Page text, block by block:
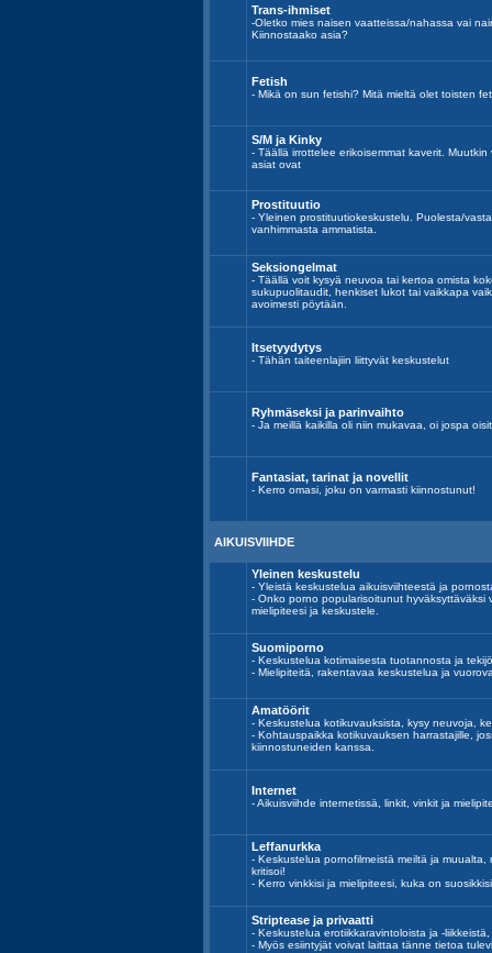
Trans-ihmiset
-Oletko mies naisen vaatteissa/nahassa vai
Kiinnostaako asia?
Fetish
- Mikä on sun fetishi? Mitä mieltä olet toisten
S/M ja Kinky
- Täällä irrottelee erikoisemmat kaverit.
asiat ovat
Prostituutio
- Yleinen prostituutiokeskustelu. Puolesta/
vanhimmasta ammatista.
Seksiongelmat
- Täällä voit kysyä neuvoa tai kertoa omista
sukupuolitaudit, henkiset lukot tai vaikkapa
avoimesti pöytään.
Itsetyydytys
- Tähän taiteenlajiin liittyvät keskustelut
Ryhmäseksi ja parinvaihto
- Ja meillä kaikilla oli niin mukavaa, oi jospa
Fantasiat, tarinat ja novellit
- Kerro omasi, joku on varmasti kiinnostunut!
AIKUISVIIHDE
Yleinen keskustelu
- Yleistä keskustelua aikuisviihteestä ja
- Onko porno popularisoitunut hyväksyttäväksi
mielipiteesi ja keskustele.
Suomiporno
- Keskustelua kotimaisesta tuotannosta ja
- Mielipiteitä, rakentavaa keskustelua ja
Amatöörit
- Keskustelua kotikuvauksista, kysy neuvoja,
- Kohtauspaikka kotikuvauksen harrastajille,
kiinnostuneiden kanssa.
Internet
- Aikuisviihde internetissä, linkit, vinkit ja
Leffanurkka
- Keskustelua pornofilmeistä meiltä ja
kritisoi!
- Kerro vinkkisi ja mielipiteesi, kuka on
Striptease ja privaatti
- Keskustelua erotiikkaravintoloista ja -
- Myös esiintyjät voivat laittaa tänne tietoa